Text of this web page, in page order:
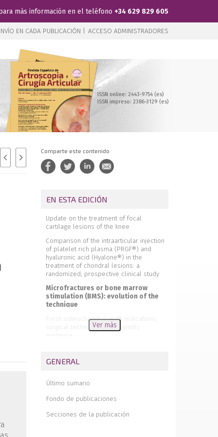
más información en el teléfono +34 629 829 605
EN CADA PUBLICACIÓN | ACCESO ADMINISTRADORES
ISSN online: 2443-9754 (es)
ISSN impreso: 2386-3129 (es)
Comparte este contenido
EN ESTA EDICIÓN
Update on the treatment of focal
cartilage lesions of the knee
Comparison of the intraarticular injection
of platelet rich plasma (PRGF®) and
hyaluronic acid (Hyalone®) in the
treatment of chondral lesions: a
randomized, prospective clinical study
Microfractures or bone marrow
stimulation (BMS): evolution of the
technique
Fresh osteochondral graft. Indications,
surgical technique and scientific
chondrogenesis (AMIC)
autologous chondrocytes implantation
Regeneration of joint cartilage:
perspectives and future
Autologous chondrocyte implant surgery
Ver más
GENERAL
Último sumario
Fondo de publicaciones
Secciones de la publicación